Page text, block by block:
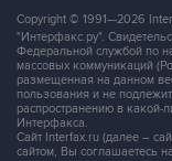
Copyright © 1991—2026
"Интерфакс.ру".
Федеральной службой по
массовых коммуникаций
размещенная на данном
пользования и не
распространению в
Интерфакса.
Сайт Interfax.ru (далее –
сайтом, Вы соглашаетесь